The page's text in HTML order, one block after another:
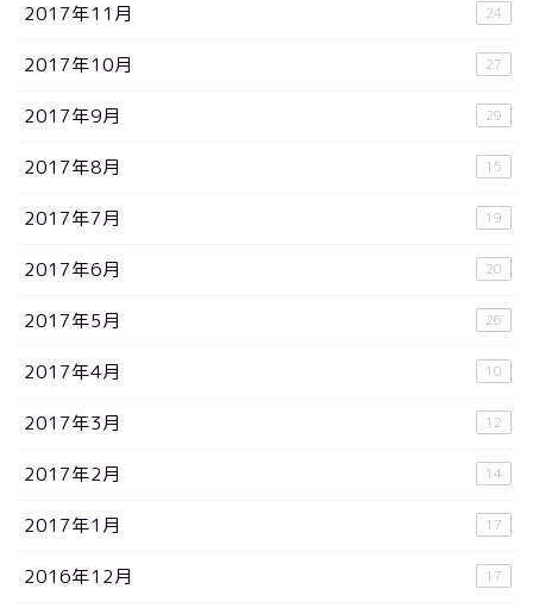
2017年11月 24
2017年10月 27
2017年9月 29
2017年8月 15
2017年7月 19
2017年6月 20
2017年5月 26
2017年4月 10
2017年3月 12
2017年2月 14
2017年1月 17
2016年12月 17